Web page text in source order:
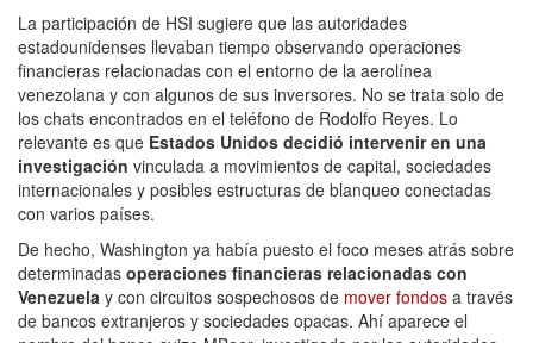
La participación de HSI sugiere que las autoridades
estadounidenses llevaban tiempo observando operaciones
financieras relacionadas con el entorno de la aerolínea
venezolana y con algunos de sus inversores. No se trata solo de
los chats encontrados en el teléfono de Rodolfo Reyes. Lo
relevante es que Estados Unidos decidió intervenir en una
investigación vinculada a movimientos de capital, sociedades
internacionales y posibles estructuras de blanqueo conectadas
con varios países.
De hecho, Washington ya había puesto el foco meses atrás sobre
determinadas operaciones financieras relacionadas con
Venezuela y con circuitos sospechosos de mover fondos a través
de bancos extranjeros y sociedades opacas. Ahí aparece el